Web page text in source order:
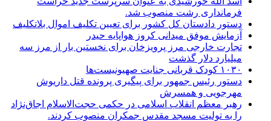
فرمانداری رشت منصوب شد.
دستور دادستان کل کشور برای تعیین تکلیف اموال بلاتکلیف
آزمایش موفق میدانی کروز هواپایه حیدر
تجارت خارجی مرز پرویزخان برای نخستین بار از مرز سه
میلیارد دلار گذشت
۱۰۳۰ کودک قربانی جنایت صهیونیست‌ها
دستور رئیس جمهور برای پیگیری پرونده قتل داریوش
مهرجویی و همسرش
رهبر معظم انقلاب اسلامی در حکمی حجت‌الاسلام اجاق‌نژاد
را به تولیت مسجد مقدس جمکران منصوب کردند.